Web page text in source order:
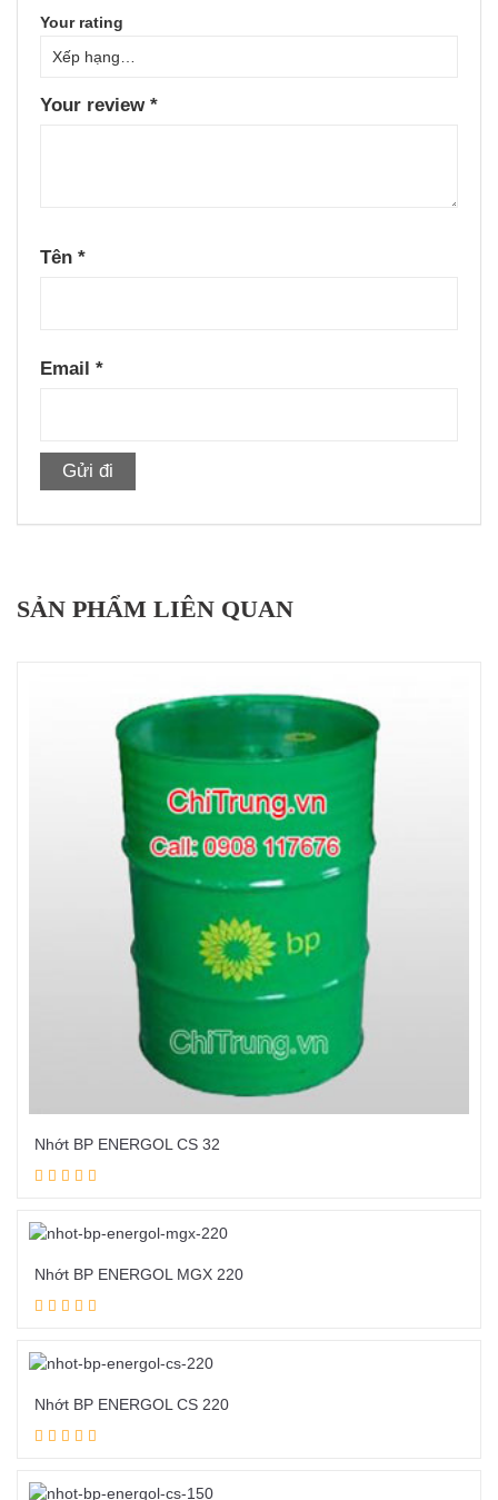
Your rating
Your review *
Tên *
Email *
SẢN PHẨM LIÊN QUAN
Nhớt BP ENERGOL CS 32
Nhớt BP ENERGOL MGX 220
Nhớt BP ENERGOL CS 220